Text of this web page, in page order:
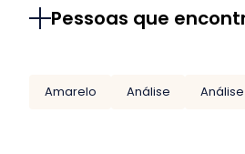
Pessoas que
Amarelo Análise